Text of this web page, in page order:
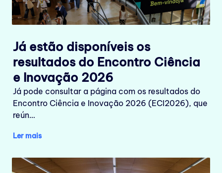
Já estão disponíveis os
resultados do Encontro Ciência
e Inovação 2026
Já pode consultar a página com os resultados do
Encontro Ciência e Inovação 2026 (ECI2026), que
reún…
Ler mais